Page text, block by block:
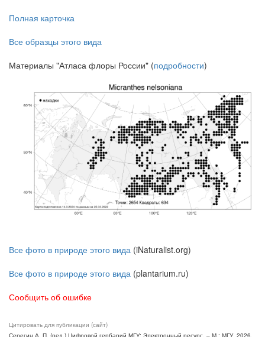
Полная карточка
Все образцы этого вида
Материалы "Атласа флоры России" (подробности)
Все фото в природе этого вида (iNaturalist.org)
Все фото в природе этого вида (plantarium.ru)
Сообщить об ошибке
Цитировать для публикации (сайт)
Серегин А. П. (ред.) Цифровой гербарий МГУ: Электронный ресурс. – М.: МГУ, 2026.